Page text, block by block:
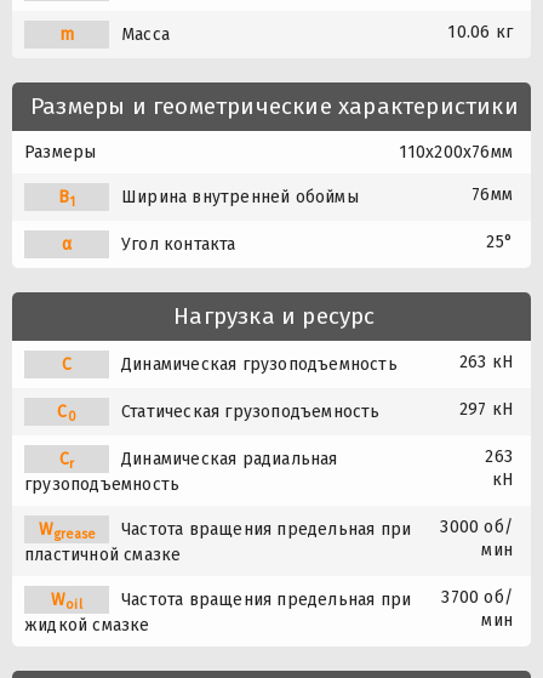
m Масса 10.06 кг
Размеры и геометрические характеристики
Размеры 110x200x76мм
B1 Ширина внутренней обоймы 76мм
α Угол контакта 25°
Нагрузка и ресурс
C Динамическая грузоподъемность 263 кН
C0 Статическая грузоподъемность 297 кН
Cr
Динамическая радиальная
грузоподъемность
263
кН
Wgrease
Частота вращения предельная при
пластичной смазке
3000 об/
мин
Woil
Частота вращения предельная при
жидкой смазке
3700 об/
мин